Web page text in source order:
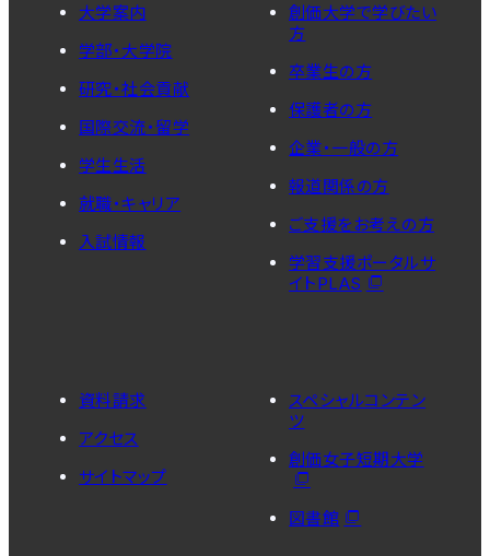
大学案内
学部・大学院
研究・社会貢献
国際交流・留学
学生生活
就職・キャリア
入試情報
創価大学で学びたい
方
卒業生の方
保護者の方
企業・一般の方
報道関係の方
ご支援をお考えの方
学習支援ポータルサ
イトPLAS
資料請求
アクセス
サイトマップ
スペシャルコンテン
ツ
創価女子短期大学
図書館